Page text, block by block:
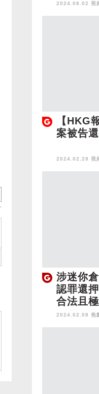
2024.08.02 視
【HKG
案被告
2024.02.28 視
涉迷你
認罪還
合法且
2024.02.08 焦